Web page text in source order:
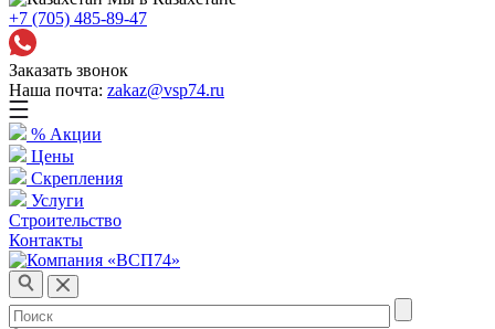
+7 (705) 485-89-47
Заказать звонок
Наша почта: zakaz@vsp74.ru
% Акции
Цены
Скрепления
Услуги
Строительство
Контакты